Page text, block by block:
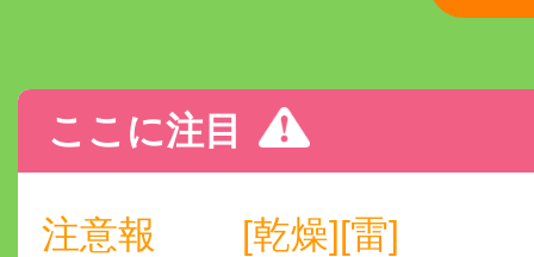
ここに注目
注意報 [乾燥][雷]